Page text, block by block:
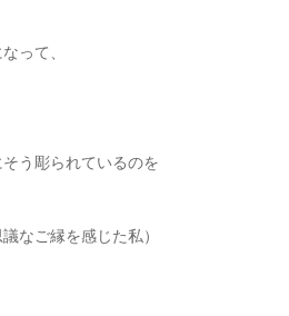
って、
う彫られているのを
なご縁を感じた私）